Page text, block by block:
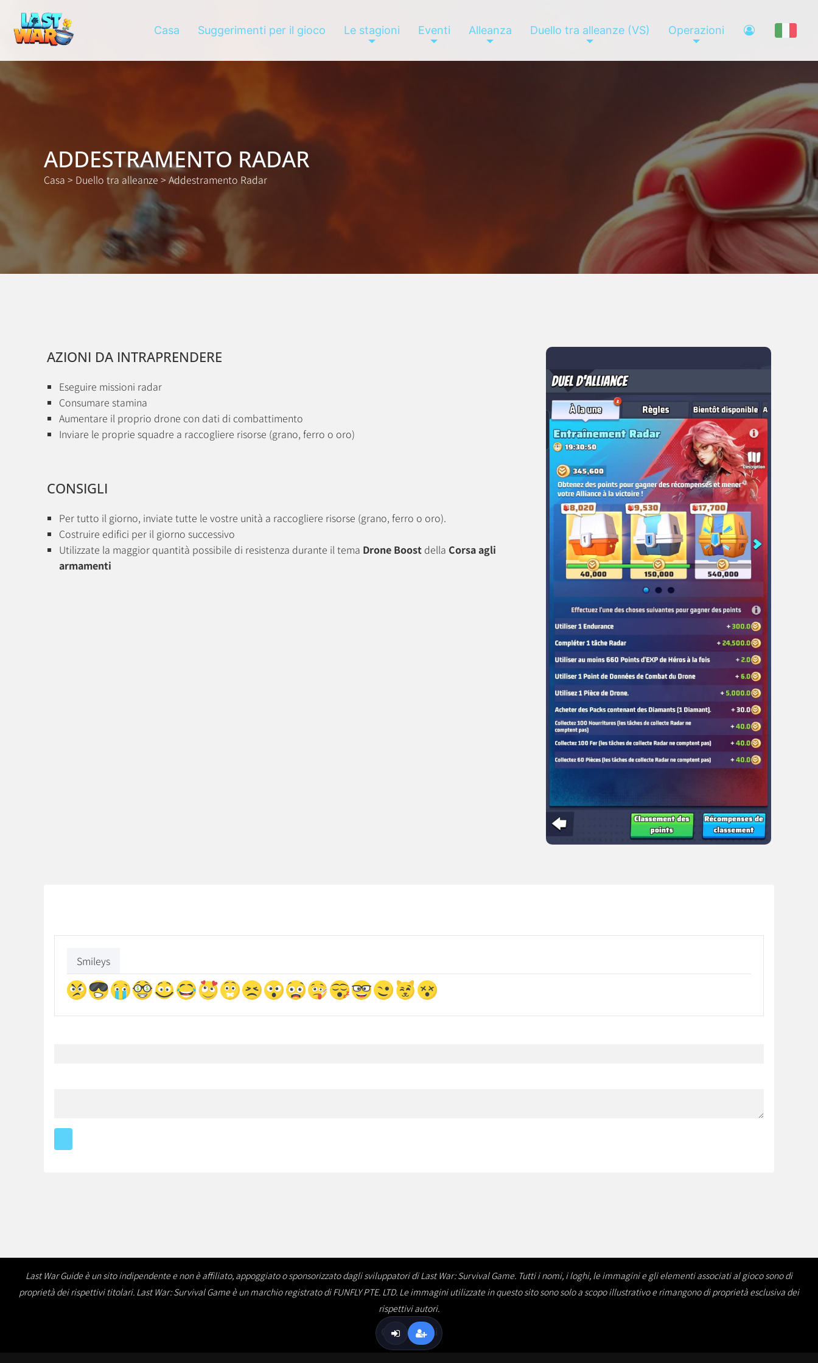
Casa Suggerimenti per il gioco Le stagioni Eventi Alleanza Duello tra alleanze (VS) Operazioni
ADDESTRAMENTO RADAR
Casa > Duello tra alleanze > Addestramento Radar
AZIONI DA INTRAPRENDERE
Eseguire missioni radar
Consumare stamina
Aumentare il proprio drone con dati di combattimento
Inviare le proprie squadre a raccogliere risorse (grano, ferro o oro)
CONSIGLI
Per tutto il giorno, inviate tutte le vostre unità a raccogliere risorse (grano, ferro o oro).
Costruire edifici per il giorno successivo
Utilizzate la maggior quantità possibile di resistenza durante il tema Drone Boost della Corsa agli
armamenti
Smileys
Last War Guide è un sito indipendente e non è affiliato, appoggiato o sponsorizzato dagli sviluppatori di Last War: Survival Game. Tutti i nomi, i loghi, le immagini e gli elementi associati al gioco sono di
proprietà dei rispettivi titolari. Last War: Survival Game è un marchio registrato di FUNFLY PTE. LTD. Le immagini utilizzate in questo sito sono solo a scopo illustrativo e rimangono di proprietà esclusiva dei
rispettivi autori.
Contattateci